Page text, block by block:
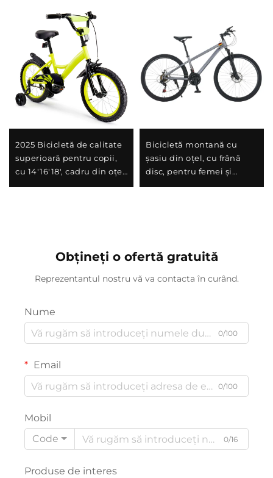
2025 Bicicletă de calitate
superioară pentru copii,
cu 14'16'18', cadru din oțel,
Bicicletă montană cu
șasiu din oțel, cu frână
disc, pentru femei și
Obțineți o ofertă gratuită
Reprezentantul nostru vă va contacta în curând.
Nume
0/100
Email
0/100
Mobil
Code
0/16
Produse de interes